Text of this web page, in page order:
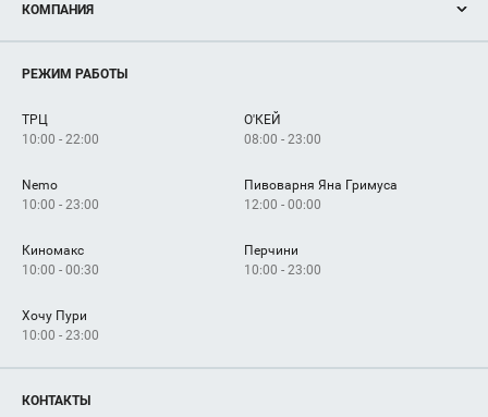
Новости
Магазины
Услуги
КОМПАНИЯ
Рекламодателям
Как добраться
РЕЖИМ РАБОТЫ
ТРЦ
10:00 - 22:00
О'КЕЙ
08:00 - 23:00
Nemo
10:00 - 23:00
Пивоварня Яна Гримуса
12:00 - 00:00
Киномакс
10:00 - 00:30
Перчини
10:00 - 23:00
Хочу Пури
10:00 - 23:00
КОНТАКТЫ